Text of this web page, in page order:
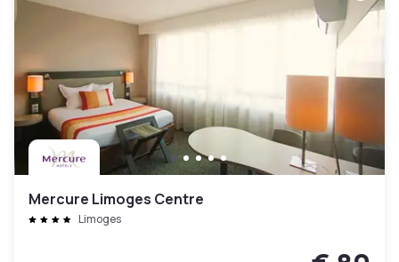
Mercure Limoges Centre
Limoges